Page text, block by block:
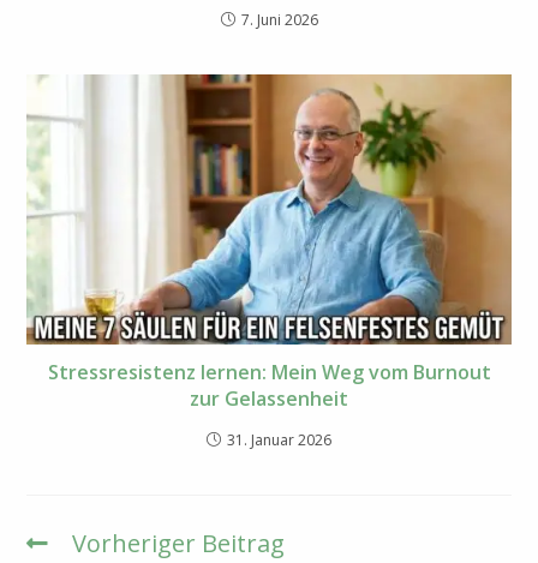
7. Juni 2026
Stressresistenz lernen: Mein Weg vom Burnout
zur Gelassenheit
31. Januar 2026
WeitereVorheriger Beitrag